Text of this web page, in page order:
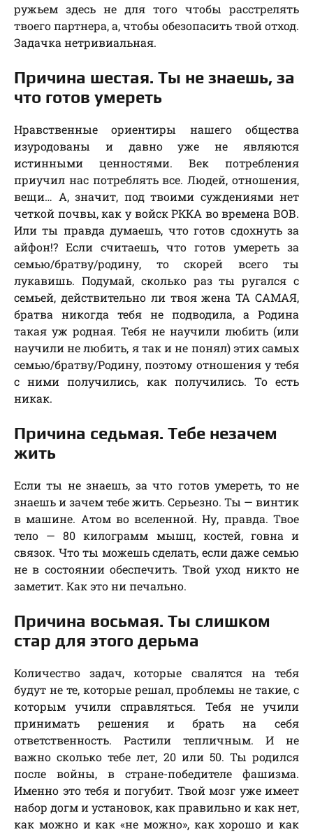
ружьем здесь не для того чтобы расстрелять
твоего партнера, а, чтобы обезопасить твой отход.
Задачка нетривиальная.
Причина шестая. Ты не знаешь, за
что готов умереть
Нравственные ориентиры нашего общества
изуродованы и давно уже не являются
истинными ценностями. Век потребления
приучил нас потреблять все. Людей, отношения,
вещи… А, значит, под твоими суждениями нет
четкой почвы, как у войск РККА во времена ВОВ.
Или ты правда думаешь, что готов сдохнуть за
айфон!? Если считаешь, что готов умереть за
семью/братву/родину, то скорей всего ты
лукавишь. Подумай, сколько раз ты ругался с
семьей, действительно ли твоя жена ТА САМАЯ,
братва никогда тебя не подводила, а Родина
такая уж родная. Тебя не научили любить (или
научили не любить, я так и не понял) этих самых
семью/братву/Родину, поэтому отношения у тебя
с ними получились, как получились. То есть
никак.
Причина седьмая. Тебе незачем
жить
Если ты не знаешь, за что готов умереть, то не
знаешь и зачем тебе жить. Серьезно. Ты — винтик
в машине. Атом во вселенной. Ну, правда. Твое
тело — 80 килограмм мышц, костей, говна и
связок. Что ты можешь сделать, если даже семью
не в состоянии обеспечить. Твой уход никто не
заметит. Как это ни печально.
Причина восьмая. Ты слишком
стар для этого дерьма
Количество задач, которые свалятся на тебя
будут не те, которые решал, проблемы не такие, с
которым учили справляться. Тебя не учили
принимать решения и брать на себя
ответственность. Растили тепличным. И не
важно сколько тебе лет, 20 или 50. Ты родился
после войны, в стране-победителе фашизма.
Именно это тебя и погубит. Твой мозг уже имеет
набор догм и установок, как правильно и как нет,
как можно и как «не можно», как хорошо и как